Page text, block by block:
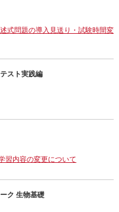
式問題の導入見送り・試験時間変
スト実践編
習内容の変更について
ク 生物基礎